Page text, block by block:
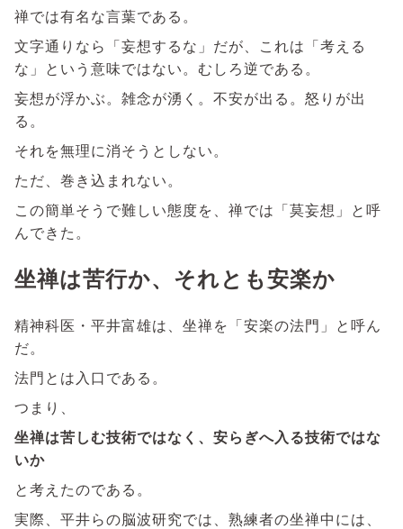
禅では有名な言葉である。
文字通りなら「妄想するな」だが、これは「考える
な」という意味ではない。むしろ逆である。
妄想が浮かぶ。雑念が湧く。不安が出る。怒りが出
る。
それを無理に消そうとしない。
ただ、巻き込まれない。
この簡単そうで難しい態度を、禅では「莫妄想」と呼
んできた。
坐禅は苦行か、それとも安楽か
精神科医・平井富雄は、坐禅を「安楽の法門」と呼ん
だ。
法門とは入口である。
つまり、
坐禅は苦しむ技術ではなく、安らぎへ入る技術ではな
いか
と考えたのである。
実際、平井らの脳波研究では、熟練者の坐禅中には、